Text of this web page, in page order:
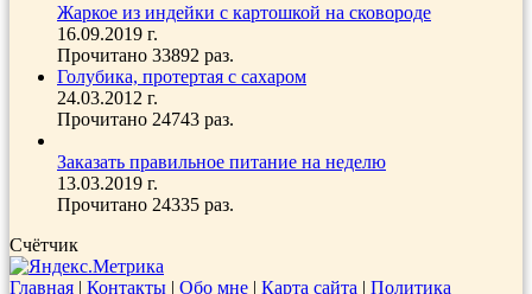
Жаркое из индейки с картошкой на сковороде
16.09.2019 г.
Прочитано 33892 раз.
Голубика, протертая с сахаром
24.03.2012 г.
Прочитано 24743 раз.
Заказать правильное питание на неделю
13.03.2019 г.
Прочитано 24335 раз.
Счётчик
Главная | Контакты | Обо мне | Карта сайта | Политика